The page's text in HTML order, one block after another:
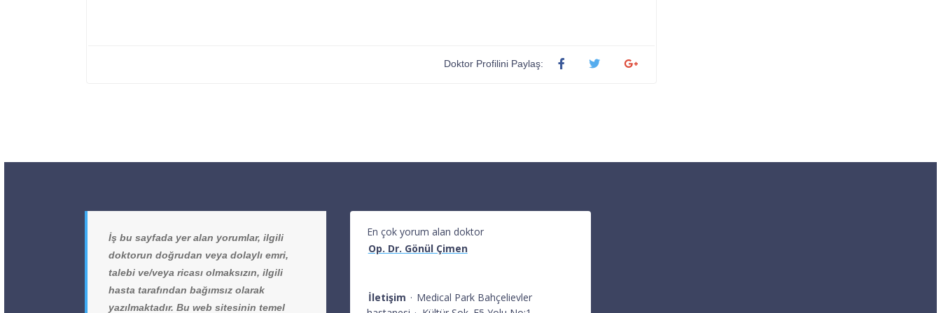
Doktor Profilini Paylaş:
İş bu sayfada yer alan yorumlar, ilgili
doktorun doğrudan veya dolaylı emri,
talebi ve/veya ricası olmaksızın, ilgili
hasta tarafından bağımsız olarak
yazılmaktadır. Bu web sitesinin temel
En çok yorum alan doktor
Op. Dr. Gönül Çimen
İletişim · Medical Park Bahçelievler